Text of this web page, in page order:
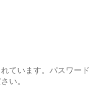
ています。パスワード
い。